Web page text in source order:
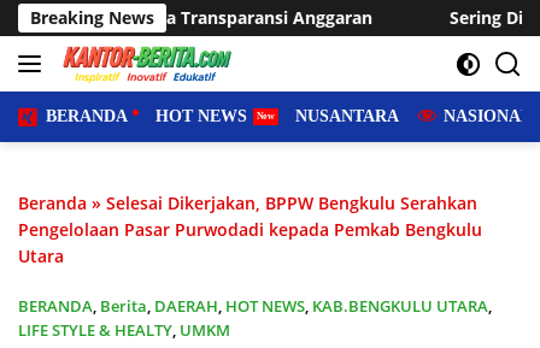
Langsung
ke
konten
Breaking News
Anggaran Sering Dilanda Genangan, Desa
BERANDA HOT NEWS NUSANTARA NASIONAL
Beranda » Selesai Dikerjakan, BPPW Bengkulu Serahkan
Pengelolaan Pasar Purwodadi kepada Pemkab Bengkulu
Utara
BERANDA, Berita, DAERAH, HOT NEWS, KAB.BENGKULU UTARA,
LIFE STYLE & HEALTY, UMKM